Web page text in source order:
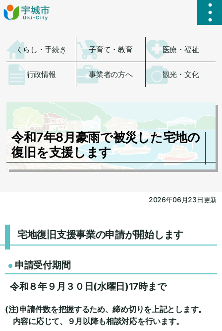
ハ
くらし・手続き 子育て・教育 医療・福祉
行政情報 事業者の方へ 観光・文化
令和7年8月豪雨で被災した宅地の
復旧を支援します
2026年06月23日更新
宅地復旧支援事業の申請が開始します
申請受付期間
令和８年９月３０日(水曜日)17時まで
(注)申請件数を把握するため、締め切りを上記とします。
内容に応じて、９月以降も相談対応を行います。